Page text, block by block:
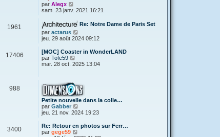
m
s
s
a
g
r
i
m
s
a
par Alegx
o
r
l
e
d
r
n
i
m
e
s
s
a
g
sam. 23 janv. 2021 16:21
1961
Re: Notre Dame de Paris Set
par actarus
o
r
e
n
i
e
m
s
s
a
jeu. 29 août 2024 09:12
17406
[MOC] Coaster in WonderLAND
par Tofe59
o
e
d
e
r
n
e
r
mar. 28 oct. 2025 13:04
988
Petite nouvelle dans la colle…
par Gabber
o
r
jeu. 21 nov. 2024 19:23
3400
Re: Retour en photos sur Ferr…
par gege59